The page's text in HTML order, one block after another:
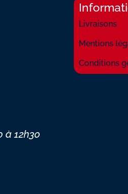
à 12h30
Livraisons
Mentions
Conditions